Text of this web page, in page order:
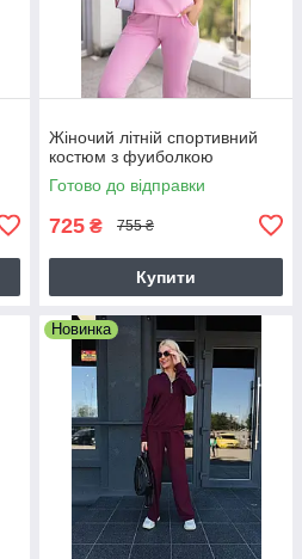
Жіночий літній спортивний
костюм з фуиболкою
Готово до відправки
725 ₴ 755 ₴
Купити
Новинка